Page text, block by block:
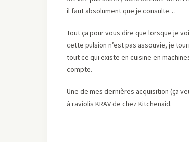
il faut absolument que je consulte…
Tout ça pour vous dire que lorsque je
cette pulsion n’est pas assouvie, je
tout ce qui existe en cuisine en
compte.
Une de mes dernières acquisition (ça
à raviolis KRAV de chez Kitchenaid.